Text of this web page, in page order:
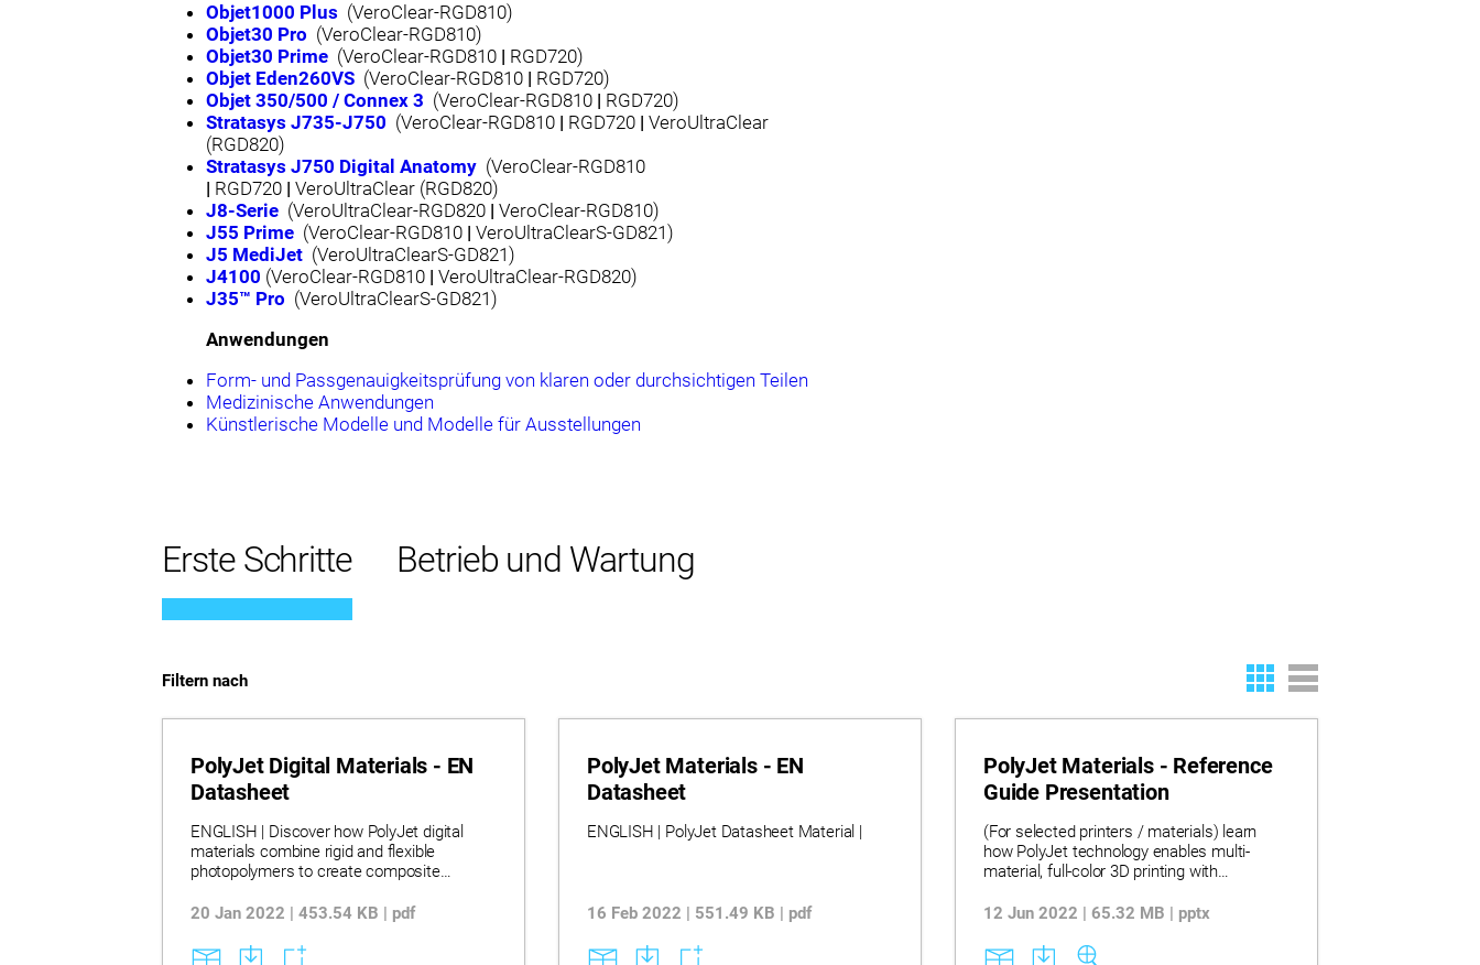
Objet1000 Plus (VeroClear-RGD810)
Objet30 Pro (VeroClear-RGD810)
Objet30 Prime (VeroClear-RGD810 | RGD720)
Objet Eden260VS (VeroClear-RGD810 | RGD720)
Objet 350/500 / Connex 3 (VeroClear-RGD810 | RGD720)
Stratasys J735-J750 (VeroClear-RGD810 | RGD720 | VeroUltraClear
(RGD820)
Stratasys J750 Digital Anatomy (VeroClear-RGD810
| RGD720 | VeroUltraClear (RGD820)
J8-Serie (VeroUltraClear-RGD820 | VeroClear-RGD810)
J55 Prime (VeroClear-RGD810 | VeroUltraClearS-GD821)
J5 MediJet (VeroUltraClearS-GD821)
J4100 (VeroClear-RGD810 | VeroUltraClear-RGD820)
J35™ Pro (VeroUltraClearS-GD821)
Anwendungen
Form- und Passgenauigkeitsprüfung von klaren oder durchsichtigen Teilen
Medizinische Anwendungen
Künstlerische Modelle und Modelle für Ausstellungen
Erste Schritte Betrieb und Wartung
Filtern nach
PolyJet Digital Materials - EN
Datasheet
ENGLISH | Discover how PolyJet digital
materials combine rigid and flexible
photopolymers to create composite
and functional testing needs. Learn how
secondary materials yield a wide range of
20 Jan 2022 | 453.54 KB | pdf
PolyJet Materials - EN
Datasheet
ENGLISH | PolyJet Datasheet Material |
16 Feb 2022 | 551.49 KB | pdf
PolyJet Materials - Reference
Guide Presentation
(For selected printers / materials) learn
how PolyJet technology enables multi-
material, full-color 3D printing with
high-accuracy prototypes, tooling, and
and manufacturing applications. Discover
12 Jun 2022 | 65.32 MB | pptx